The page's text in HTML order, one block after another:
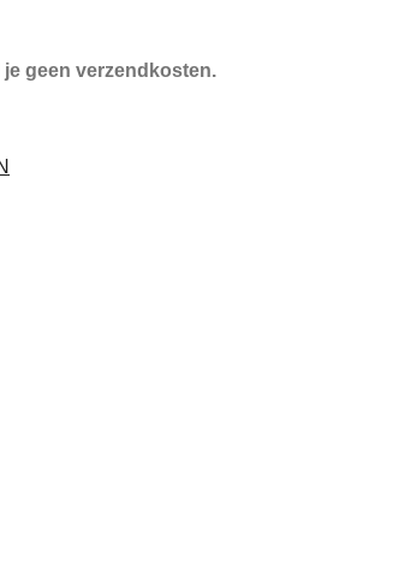
geen verzendkosten.